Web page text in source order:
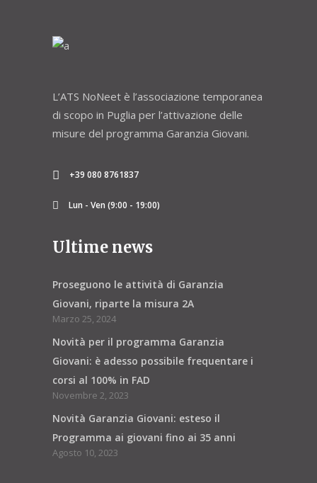
L’ATS NoNeet è l’associazione temporanea
di scopo in Puglia per l’attivazione delle
misure del programma Garanzia Giovani.
+39 080 8761837
Lun - Ven (9:00 - 19:00)
Ultime news
Proseguono le attività di Garanzia
Giovani, riparte la misura 2A
Marzo 25, 2024
Novità per il programma Garanzia
Giovani: è adesso possibile frequentare i
corsi al 100% in FAD
Novembre 2, 2023
Novità Garanzia Giovani: esteso il
Programma ai giovani fino ai 35 anni
Agosto 10, 2023